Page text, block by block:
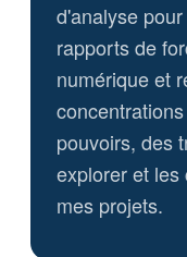
d'analyse
rapports de
numérique et
pouvoirs, des
explorer et les
mes projets.